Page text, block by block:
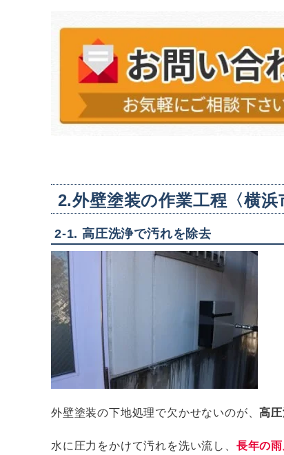
2.外壁塗装の作業工程〈横浜
2-1. 高圧洗浄で汚れを除去
外壁塗装の下地処理で欠かせないのが、高
水に圧力をかけて汚れを洗い流し、 長年の